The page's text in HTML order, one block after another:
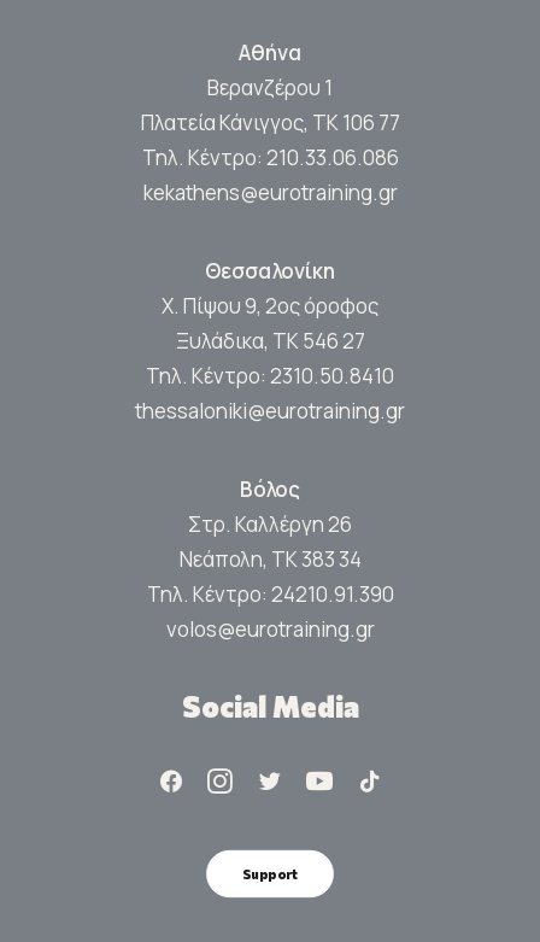
Αθήνα
Βερανζέρου 1
Πλατεία Κάνιγγος, ΤΚ 106 77
Τηλ. Κέντρο: 210.33.06.086
kekathens@eurotraining.gr
Θεσσαλονίκη
Χ. Πίψου 9, 2ος όροφος
Ξυλάδικα, ΤΚ 546 27
Τηλ. Κέντρο: 2310.50.8410
thessaloniki@eurotraining.gr
Βόλος
Στρ. Καλλέργη 26
Νεάπολη, ΤΚ 383 34
Τηλ. Κέντρο: 24210.91.390
volos@eurotraining.gr
Social Media
Support